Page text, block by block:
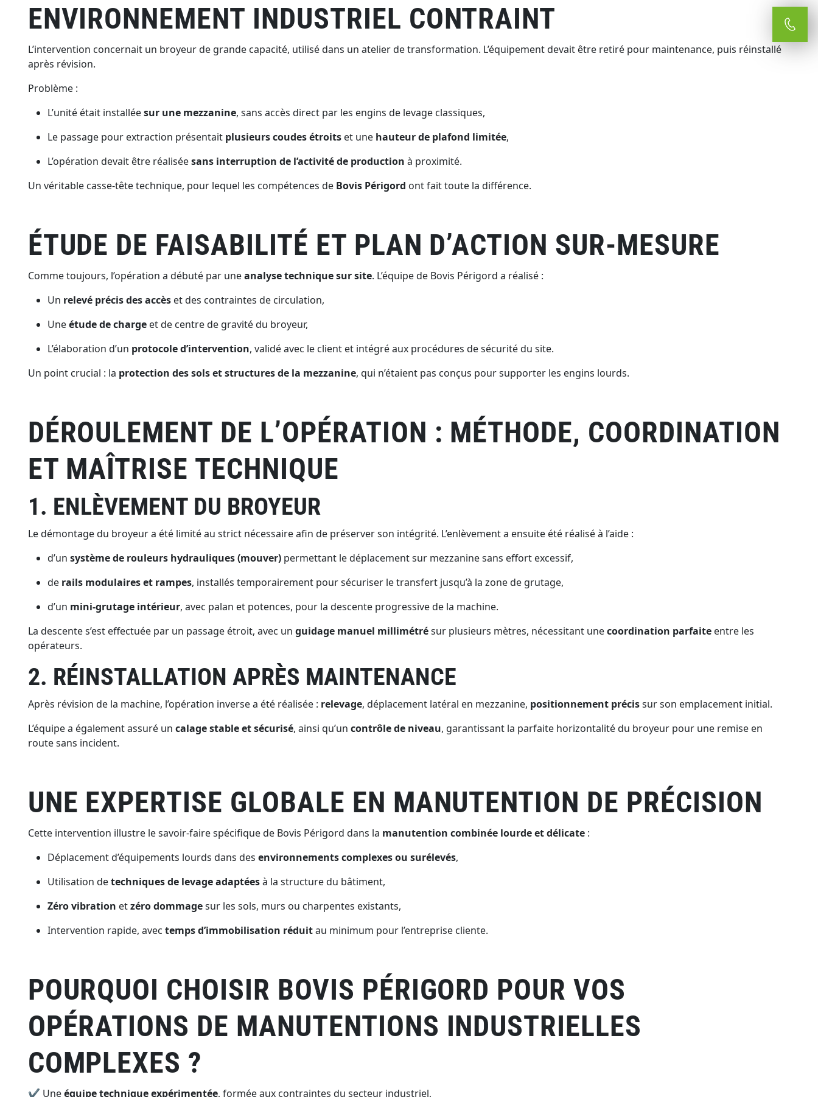
ENVIRONNEMENT INDUSTRIEL CONTRAINT
L’intervention concernait un broyeur de grande capacité, utilisé dans un atelier de transformation. L’équipement devait être retiré pour maintenance, puis réinstallé
après révision.
Problème :
L’unité était installéesur une mezzanine, sans accès direct par les engins de levage classiques,
Le passage pour extraction présentait plusieurs coudes étroitset une hauteur de plafond limitée,
L’opération devait être réaliséesans interruption de l’activité de production à proximité.
Un véritable casse-tête technique, pour lequel les compétences de Bovis Périgord ont fait toute la différence.
ÉTUDE DE FAISABILITÉ ET PLAN D’ACTION SUR-MESURE
Comme toujours, l’opération a débuté par uneanalyse technique sur site. L’équipe de Bovis Périgord a réalisé :
Un relevé précis des accèset des contraintes de circulation,
Uneétude de chargeet de centre de gravité du broyeur,
L’élaboration d’un protocole d’intervention, validé avec le client et intégré aux procédures de sécurité du site.
Un point crucial : la protection des sols et structures de la mezzanine, qui n’étaient pas conçus pour supporter les engins lourds.
DÉROULEMENT DE L’OPÉRATION : MÉTHODE, COORDINATION
ET MAÎTRISE TECHNIQUE
1. ENLÈVEMENT DU BROYEUR
Le démontage du broyeur a été limité au strict nécessaire afin de préserver son intégrité. L’enlèvement a ensuite été réalisé à l’aide :
d’un système de rouleurs hydrauliques (mouver)permettant le déplacement sur mezzanine sans effort excessif,
de rails modulaires et rampes, installés temporairement pour sécuriser le transfert jusqu’à la zone de grutage,
d’un mini-grutage intérieur, avec palan et potences, pour la descente progressive de la machine.
La descente s’est effectuée par un passage étroit, avec un guidage manuel millimétrésur plusieurs mètres, nécessitant unecoordination parfaiteentre les
opérateurs.
2. RÉINSTALLATION APRÈS MAINTENANCE
Après révision de la machine, l’opération inverse a été réalisée : relevage, déplacement latéral en mezzanine, positionnement précissur son emplacement initial.
L’équipe a également assuré un calage stable et sécurisé, ainsi qu’un contrôle de niveau, garantissant la parfaite horizontalité du broyeur pour une remise en
route sans incident.
UNE EXPERTISE GLOBALE EN MANUTENTION DE PRÉCISION
Cette intervention illustre le savoir-faire spécifique de Bovis Périgord dans la manutention combinée lourde et délicate:
Déplacement d’équipements lourds dans des environnements complexes ou surélevés,
Utilisation detechniques de levage adaptéesà la structure du bâtiment,
Zéro vibration etzéro dommagesur les sols, murs ou charpentes existants,
Intervention rapide, avec temps d’immobilisation réduitau minimum pour l’entreprise cliente.
POURQUOI CHOISIR BOVIS PÉRIGORD POUR VOS
OPÉRATIONS DE MANUTENTIONS INDUSTRIELLES
COMPLEXES ?
✔ Uneéquipe technique expérimentée, formée aux contraintes du secteur industriel,